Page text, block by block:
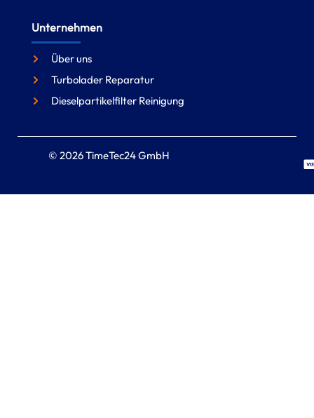
Unternehmen
Über uns
Turbolader Reparatur
Dieselpartikelfilter Reinigung
© 2026 TimeTec24 GmbH